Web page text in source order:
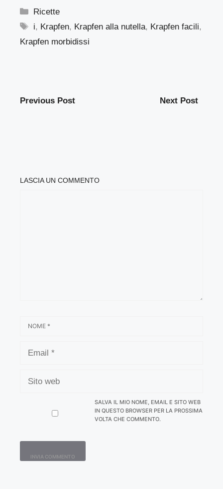
Categorie
Ricette
Tag
i, Krapfen, Krapfen alla nutella, Krapfen facili,
Krapfen morbidissi
Previous Post Next Post
LASCIA UN COMMENTO
WEB
SALVA IL MIO NOME, EMAIL E SITO WEB
IN QUESTO BROWSER PER LA PROSSIMA
VOLTA CHE COMMENTO.